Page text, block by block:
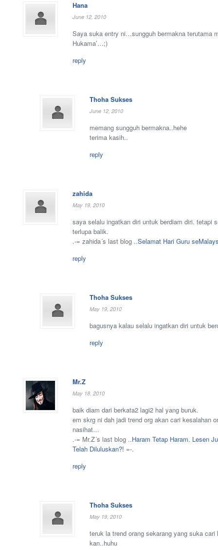
Hana
June 12, 2010
Saya suka entry ni…sungguh bermakna terutama
Hukama’…;)
reply
Thoha Sukses
June 12, 2010
memang sungguh bermakna..hehe
terima kasih..
reply
zahida
May 19, 2010
saya selalu ingatkan diri untuk berdiam diri. tetapi
terlupa balik.
.-= zahida´s last blog ..Selamat Hari Guru
reply
Thoha Sukses
May 19, 2010
bagusnya kalau selalu ingatkan diri untuk
reply
Mr.Z
May 18, 2010
baik diam dari berkata2 lagi2 hal yang buruk.
em skrg ni dah jadi trend org akan cari kesalahan
nasihat…
.-= Mr.Z´s last blog ..Haram Tetap Haram. Lesen
Telah Diluluskan?! =-.
reply
Thoha Sukses
May 19, 2010
teruk la trend orang sekarang yang suka
kan..huhu